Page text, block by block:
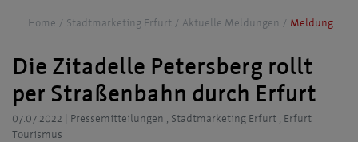
Home Stadtmarketing Erfurt Aktuelle Meldungen Meldung
Die Zitadelle Petersberg rollt
per Straßenbahn durch Erfurt
07.07.2022
Pressemitteilungen , Stadtmarketing Erfurt , Erfurt
Tourismus